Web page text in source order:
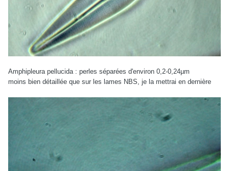
Amphipleura pellucida : perles séparées d'environ 0,2-0,24µm
moins bien détaillée que sur les lames NBS, je la mettrai en dernière